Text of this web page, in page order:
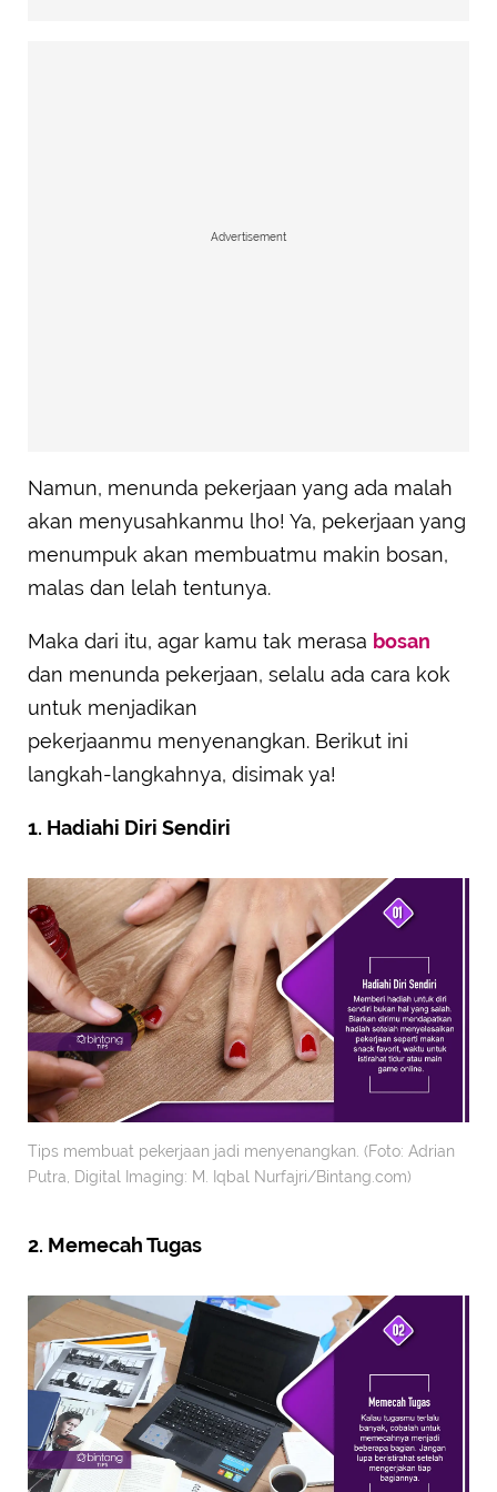
Advertisement
Namun, menunda pekerjaan yang ada malah
akan menyusahkanmu lho! Ya, pekerjaan yang
menumpuk akan membuatmu makin bosan,
malas dan lelah tentunya.
Maka dari itu, agar kamu tak merasa bosan
dan menunda pekerjaan, selalu ada cara kok
untuk menjadikan
pekerjaanmu menyenangkan. Berikut ini
langkah-langkahnya, disimak ya!
1. Hadiahi Diri Sendiri
Tips membuat pekerjaan jadi menyenangkan. (Foto: Adrian
Putra, Digital Imaging: M. Iqbal Nurfajri/Bintang.com)
2. Memecah Tugas